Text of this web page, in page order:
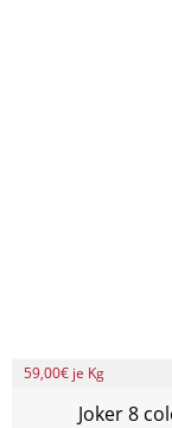
59,00€ je Kg
Joker 8